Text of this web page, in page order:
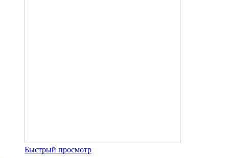
Быстрый просмотр